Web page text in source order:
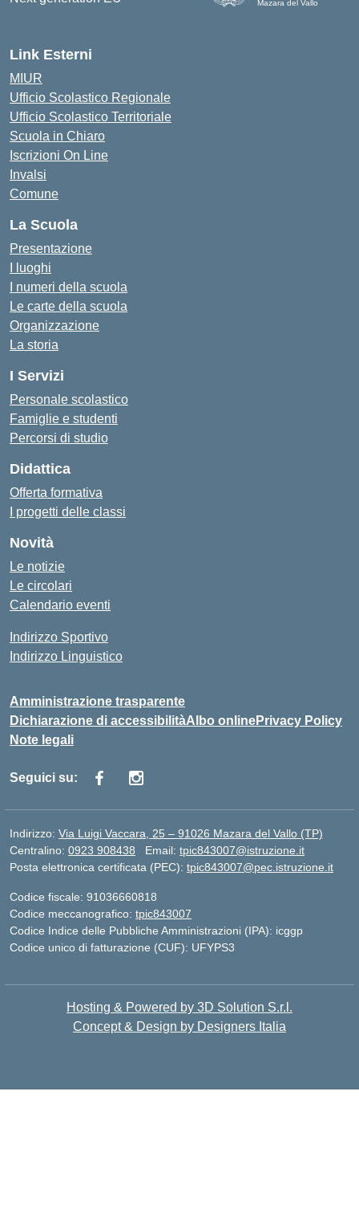
Mazara del Vallo
Link Esterni
MIUR
Ufficio Scolastico Regionale
Ufficio Scolastico Territoriale
Scuola in Chiaro
Iscrizioni On Line
Invalsi
Comune
La Scuola
Presentazione
I luoghi
I numeri della scuola
Le carte della scuola
Organizzazione
La storia
I Servizi
Personale scolastico
Famiglie e studenti
Percorsi di studio
Didattica
Offerta formativa
I progetti delle classi
Novità
Le notizie
Le circolari
Calendario eventi
Indirizzo Sportivo
Indirizzo Linguistico
Amministrazione trasparente
Dichiarazione di accessibilitàAlbo onlinePrivacy Policy
Note legali
Seguici su:
Indirizzo: Via Luigi Vaccara, 25 – 91026 Mazara del Vallo (TP)
Centralino: 0923 908438 Email: tpic843007@istruzione.it
Posta elettronica certificata (PEC): tpic843007@pec.istruzione.it
Codice fiscale: 91036660818
Codice meccanografico: tpic843007
Codice Indice delle Pubbliche Amministrazioni (IPA): icggp
Codice unico di fatturazione (CUF): UFYPS3
Hosting & Powered by 3D Solution S.r.l.
Concept & Design by Designers Italia